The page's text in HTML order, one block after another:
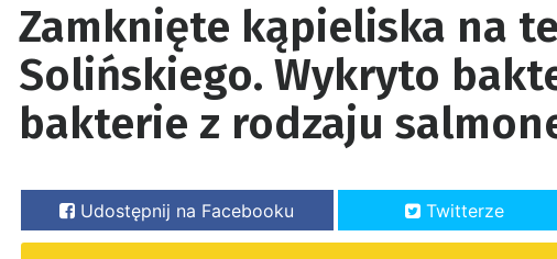
Zamknięte kąpieliska na
Solińskiego. Wykryto
bakterie z rodzaju
Udostępnij na Facebooku Twitterze